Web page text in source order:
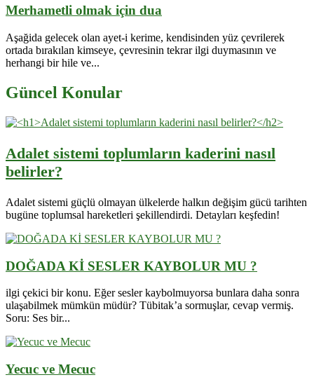
Merhametli olmak için dua
Aşağida gelecek olan ayet-i kerime, kendisinden yüz çevrilerek
ortada bırakılan kimseye, çevresinin tekrar ilgi duymasının ve
herhangi bir hile ve...
Güncel Konular
Adalet sistemi toplumların kaderini nasıl
belirler?
Adalet sistemi güçlü olmayan ülkelerde halkın değişim gücü tarihten
bugüne toplumsal hareketleri şekillendirdi. Detayları keşfedin!
DOĞADA Kİ SESLER KAYBOLUR MU ?
ilgi çekici bir konu. Eğer sesler kaybolmuyorsa bunlara daha sonra
ulaşabilmek mümkün müdür? Tübitak’a sormuşlar, cevap vermiş.
Soru: Ses bir...
Yecuc ve Mecuc